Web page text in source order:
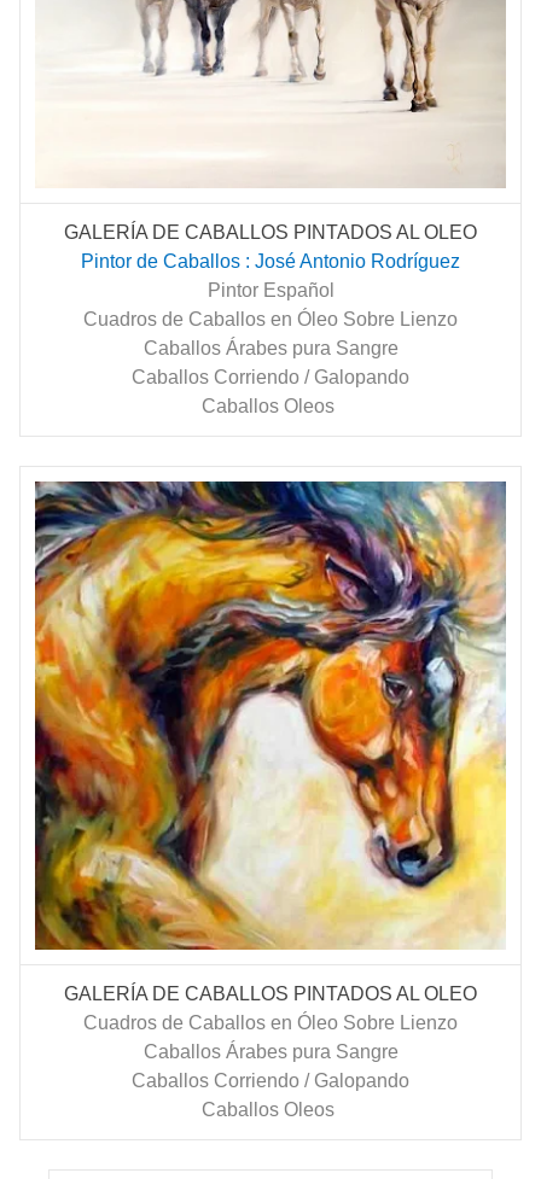
GALERÍA DE CABALLOS PINTADOS AL OLEO
Pintor de Caballos : José Antonio Rodríguez
Pintor Español
Cuadros de Caballos en Óleo Sobre Lienzo
Caballos Árabes pura Sangre
Caballos Corriendo / Galopando
Caballos Oleos
GALERÍA DE CABALLOS PINTADOS AL OLEO
Cuadros de Caballos en Óleo Sobre Lienzo
Caballos Árabes pura Sangre
Caballos Corriendo / Galopando
Caballos Oleos